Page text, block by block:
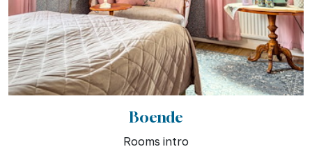
Boende
Rooms intro